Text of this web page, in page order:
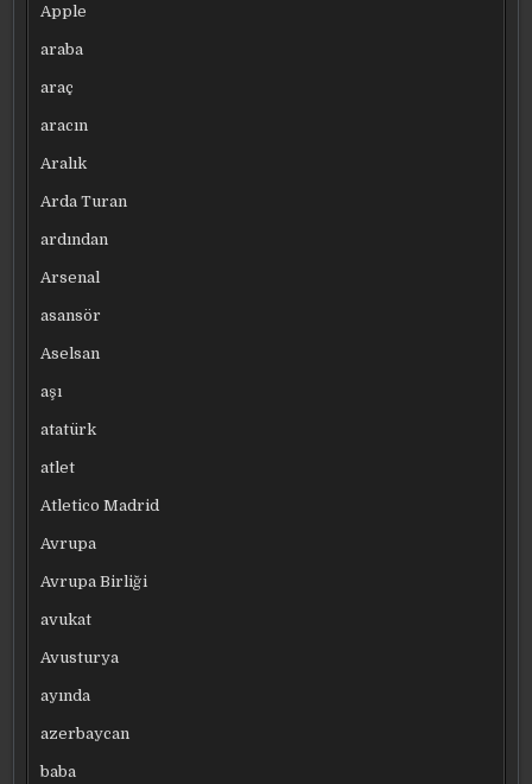
Apple
araba
araç
aracın
Aralık
Arda Turan
ardından
Arsenal
asansör
Aselsan
aşı
atatürk
atlet
Atletico Madrid
Avrupa
Avrupa Birliği
avukat
Avusturya
ayında
azerbaycan
baba